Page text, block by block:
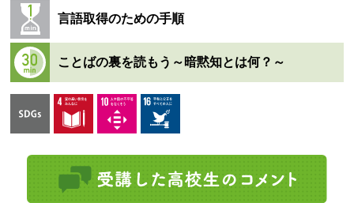
言語取得のための手順
ことばの裏を読もう～暗黙知とは何？～